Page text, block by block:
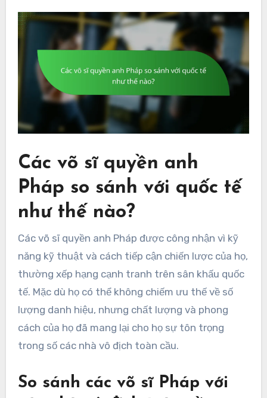
Các võ sĩ quyền anh
Pháp so sánh với quốc tế
như thế nào?
Các võ sĩ quyền anh Pháp được công nhận vì kỹ
năng kỹ thuật và cách tiếp cận chiến lược của họ,
thường xếp hạng cạnh tranh trên sân khấu quốc
tế. Mặc dù họ có thể không chiếm ưu thế về số
lượng danh hiệu, nhưng chất lượng và phong
cách của họ đã mang lại cho họ sự tôn trọng
trong số các nhà vô địch toàn cầu.
So sánh các võ sĩ Pháp với